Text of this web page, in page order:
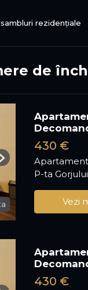
rezidențiale
de
Next
430 €
P-ta
Vezi
430 €